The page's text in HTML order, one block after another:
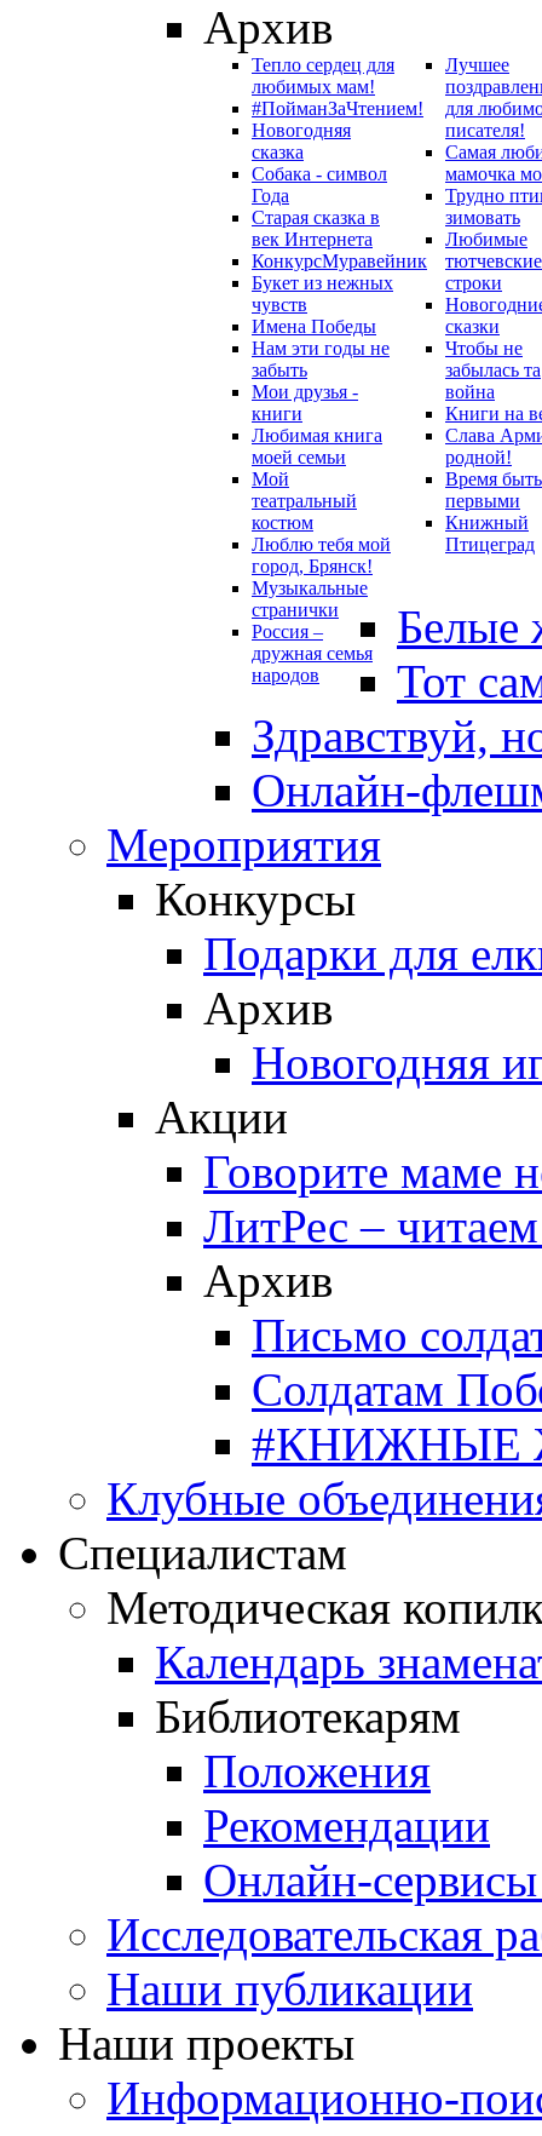
Архив
Тепло сердец для
любимых мам!
#ПойманЗаЧтением!
Новогодняя
сказка
Собака - символ
Года
Старая сказка в
век Интернета
КонкурсМуравейник
Букет из нежных
чувств
Имена Победы
Нам эти годы не
забыть
Мои друзья -
книги
Любимая книга
моей семьи
Мой
театральный
костюм
Люблю тебя мой
город, Брянск!
Музыкальные
странички
Россия –
дружная семья
народов
Лучшее
для
писателя!
Самая
мамочка
Трудно
зимовать
Любимые
тютчевские
строки
сказки
Чтобы не
забылась та
война
Книги на
Слава
родной!
Время быть
первыми
Книжный
Птицеград
Белые
Тот
Здравствуй,
Онлайн-
Мероприятия
Конкурсы
Подарки для
Архив
Новогодняя
Акции
Говорите маме
ЛитРес –
Архив
Письмо
Солдатам
#КНИЖНЫЕ
Клубные
Специалистам
Методическая
Календарь
Библиотекарям
Положения
Рекомендации
Онлайн-сервисы
Исследовательская
Наши публикации
Наши проекты
Информационно-